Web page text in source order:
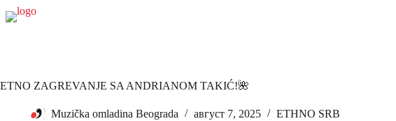
ETNO ZAGREVANJE SA ANDRIANOM TAKIĆ!🌺
Muzička omladina Beograda август 7, 2025 ETHNO SRB